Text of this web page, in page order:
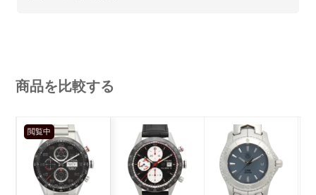
商品を比較する
閲覧中